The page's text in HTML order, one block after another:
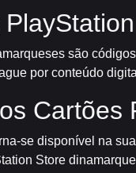
são
por conteúdo
Cartões
se disponível na
Store